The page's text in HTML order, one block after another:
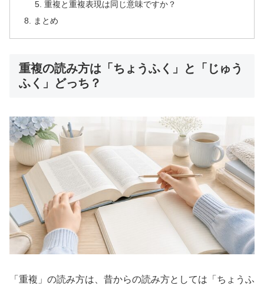
重複と重複表現は同じ意味ですか？
まとめ
重複の読み方は「ちょうふく」と「じゅう
ふく」どっち？
「重複」の読み方は、昔からの読み方としては「ちょうふ